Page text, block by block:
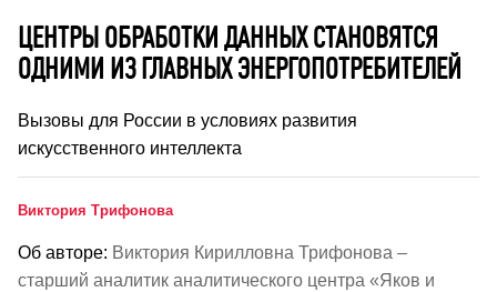
ЦЕНТРЫ ОБРАБОТКИ ДАННЫХ СТАНОВЯТСЯ
ОДНИМИ ИЗ ГЛАВНЫХ ЭНЕРГОПОТРЕБИТЕЛЕЙ
Вызовы для России в условиях развития
искусственного интеллекта
Виктория Трифонова
Об авторе: Виктория Кирилловна Трифонова –
старший аналитик аналитического центра «Яков и